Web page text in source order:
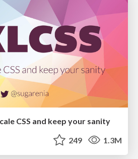
CSS and keep your sanity
249 1.3M